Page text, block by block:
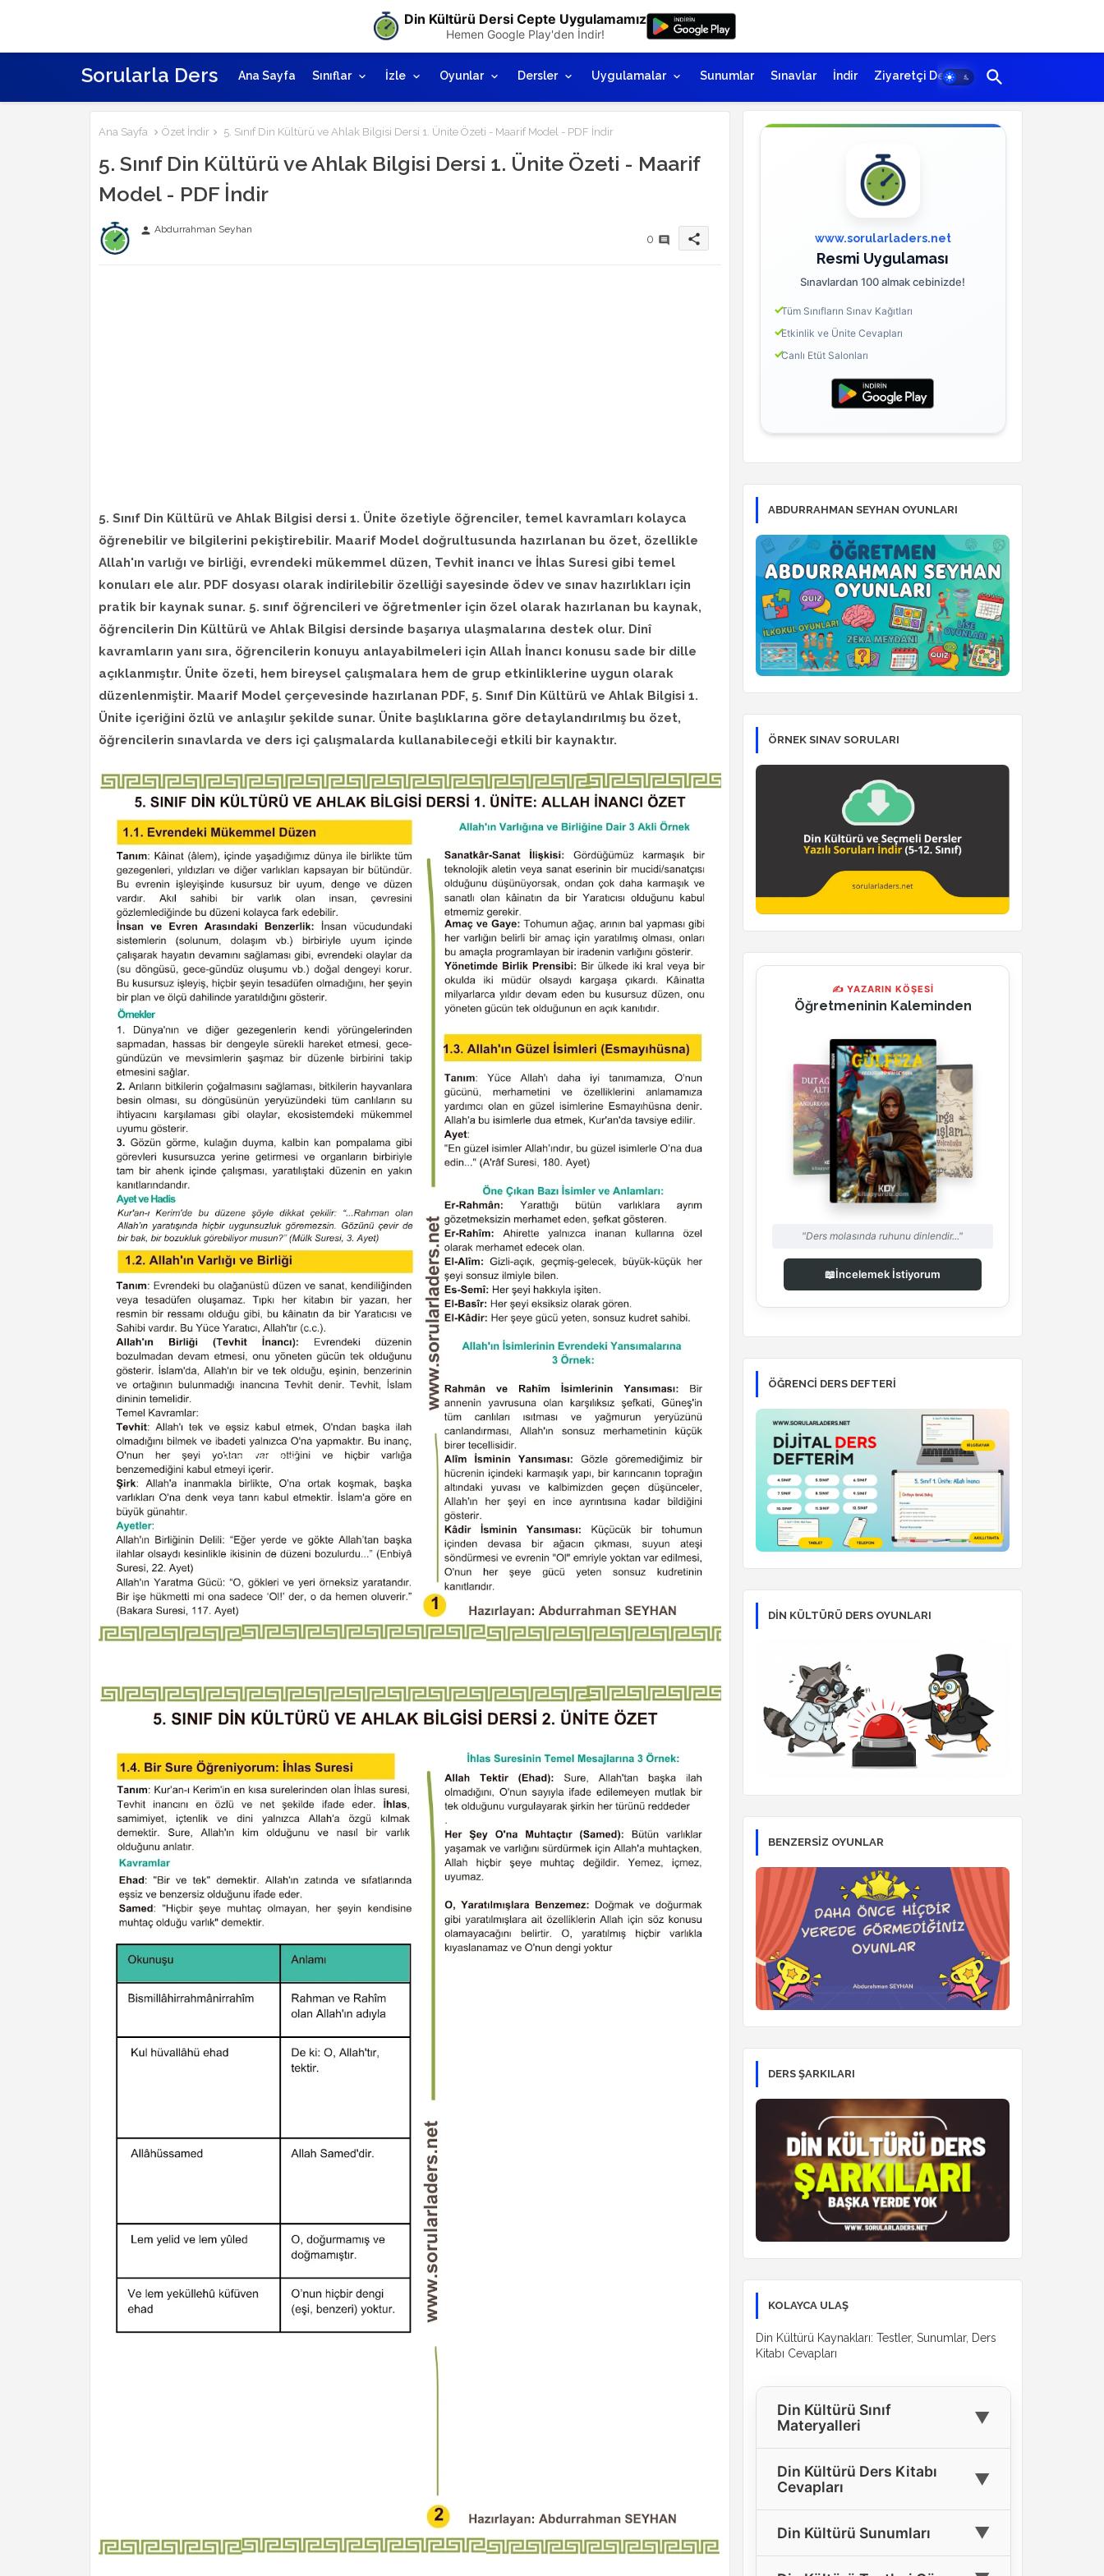
Sorularla Ders Ana Sayfa Sınıflar İzle Oyunlar Dersler Uygulamalar Sunumlar Sınavlar İndir Ziyaretçi Defteri
Ana Sayfa Özet İndir 5. Sınıf Din Kültürü ve Ahlak Bilgisi Dersi 1. Ünite Özeti - Maarif Model - PDF İndir
5. Sınıf Din Kültürü ve Ahlak Bilgisi Dersi 1. Ünite Özeti - Maarif
Model - PDF İndir
person Abdurrahman Seyhan
0 share
5. Sınıf Din Kültürü ve Ahlak Bilgisi dersi 1. Ünite özetiyle öğrenciler, temel kavramları kolayca
öğrenebilir ve bilgilerini pekiştirebilir. Maarif Model doğrultusunda hazırlanan bu özet, özellikle
Allah'ın varlığı ve birliği, evrendeki mükemmel düzen, Tevhit inancı ve İhlas Suresi gibi temel
konuları ele alır. PDF dosyası olarak indirilebilir özelliği sayesinde ödev ve sınav hazırlıkları için
pratik bir kaynak sunar. 5. sınıf öğrencileri ve öğretmenler için özel olarak hazırlanan bu kaynak,
öğrencilerin Din Kültürü ve Ahlak Bilgisi dersinde başarıya ulaşmalarına destek olur. Dinî
kavramların yanı sıra, öğrencilerin konuyu anlayabilmeleri için Allah İnancı konusu sade bir dille
açıklanmıştır. Ünite özeti, hem bireysel çalışmalara hem de grup etkinliklerine uygun olarak
düzenlenmiştir. Maarif Model çerçevesinde hazırlanan PDF, 5. Sınıf Din Kültürü ve Ahlak Bilgisi 1.
Ünite içeriğini özlü ve anlaşılır şekilde sunar. Ünite başlıklarına göre detaylandırılmış bu özet,
öğrencilerin sınavlarda ve ders içi çalışmalarda kullanabileceği etkili bir kaynaktır.
www.sorularladers.net
Resmi Uygulaması
Sınavlardan 100 almak cebinizde!
Tüm Sınıfların Sınav Kağıtları
Etkinlik ve Ünite Cevapları
Canlı Etüt Salonları
ABDURRAHMAN SEYHAN OYUNLARI
ÖRNEK SINAV SORULARI
✍ YAZARIN KÖŞESİ
Öğretmeninin Kaleminden
"Ders molasında ruhunu dinlendir..."
📖İncelemek İstiyorum
ÖĞRENCI DERS DEFTERI
DİN KÜLTÜRÜ DERS OYUNLARI
BENZERSİZ OYUNLAR
DERS ŞARKILARI
KOLAYCA ULAŞ
Din Kültürü Kaynakları: Testler, Sunumlar, Ders
Kitabı Cevapları
Din Kültürü Sınıf
Materyalleri
▼
🎓 4. Sınıf Din Kültürü Materyalleri
🎓 5. Sınıf Din Kültürü Materyalleri
🎓 6. Sınıf Din Kültürü Materyalleri
Din Kültürü Ders Kitabı
Cevapları
▼
📘
4. Sınıf Din Kültürü Ders Kitabı
Cevapları
Din Kültürü Sunumları ▼
Tüm Sınıflar İçin Din Kültürü
Din Kültürü Dersi Cepte Uygulamamız
Hemen Google Play'den İndir!